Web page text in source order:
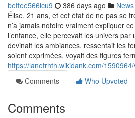
bettee566icu9 386 days ago News
Élise, 21 ans, et cet état de ne pas se
n’a jamais notoire vraiment expliquer
l’enfance, elle percevait les univers
devinait les ambiances, ressentait les
soient exprimées, voyait des figures
https://lanetrhth.wikidank.com/
Comments
Who Upvoted
Comments